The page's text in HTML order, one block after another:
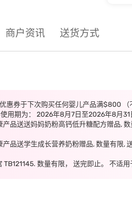
商户资讯 送货方式
惠券于下次购买任何婴儿产品满$800 （
用期为： 2026年8月7日至2026年8月31
品送送妈妈奶粉高钙低升糖配方赠品,
品送学生成长营养奶粉赠品, 数量有限,
数量有限， 送完即止。 不适